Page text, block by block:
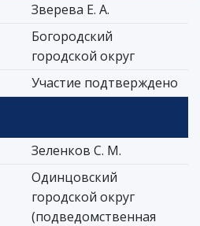
Зверева Е. А.
Богородский
городской округ
Участие подтверждено
Зеленков С. М.
Одинцовский
городской округ
(подведомственная